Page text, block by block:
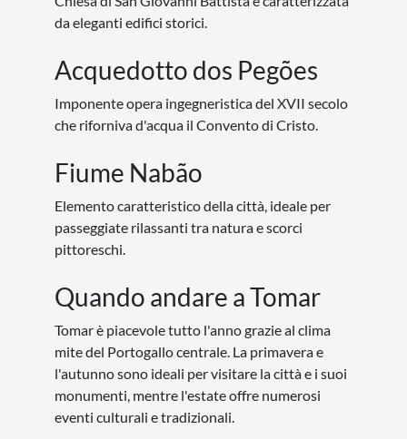
da eleganti edifici storici.
Acquedotto dos Pegões
Imponente opera ingegneristica del XVII secolo
che riforniva d'acqua il Convento di Cristo.
Fiume Nabão
Elemento caratteristico della città, ideale per
passeggiate rilassanti tra natura e scorci
pittoreschi.
Quando andare a Tomar
Tomar è piacevole tutto l'anno grazie al clima
mite del Portogallo centrale. La primavera e
l'autunno sono ideali per visitare la città e i suoi
monumenti, mentre l'estate offre numerosi
eventi culturali e tradizionali.